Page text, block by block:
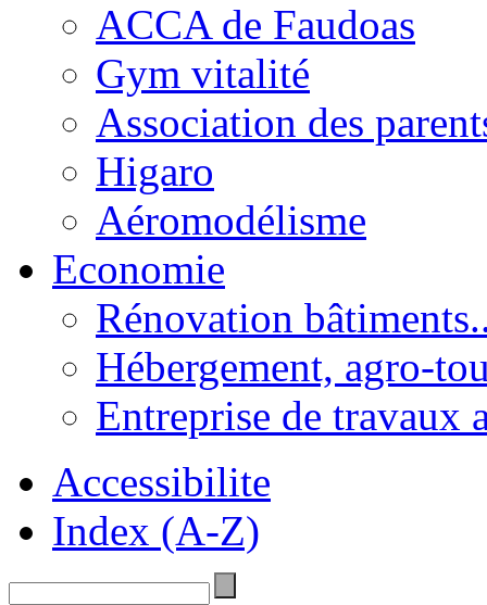
ACCA de Faudoas
Gym vitalité
Association des
Higaro
Aéromodélisme
Economie
Rénovation
Hébergement, agro-
Entreprise de travaux
Accessibilite
Index (A-Z)